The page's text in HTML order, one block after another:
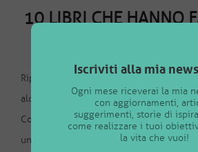
10 LIBRI CHE HANNO
MIA CRESCITA
Riprendo qui la rassegna dei libri che
alcuni degli anni più importanti per la
Come ho spiegato nel precedente
uno degli strumenti che mi ha spronato
Iscriviti alla mia
Ogni mese riceverai la mia
con aggiornamenti,
suggerimenti, storie di
come realizzare i tuoi
la vita che vuoi!